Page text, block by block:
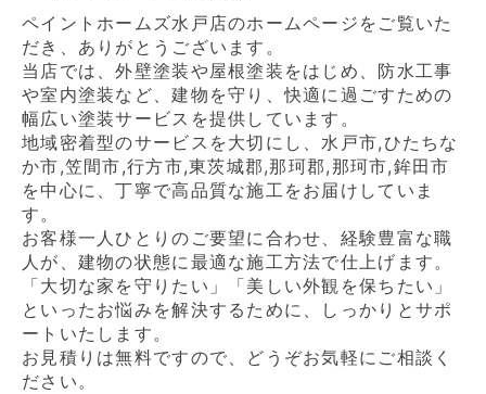
ペイントホームズ水戸店のホームページをご覧いた
だき、ありがとうございます。
当店では、外壁塗装や屋根塗装をはじめ、防水工事
や室内塗装など、建物を守り、快適に過ごすための
幅広い塗装サービスを提供しています。
地域密着型のサービスを大切にし、水戸市,ひたちな
か市,笠間市,行方市,東茨城郡,那珂郡,那珂市,鉾田市
を中心に、丁寧で高品質な施工をお届けしていま
す。
お客様一人ひとりのご要望に合わせ、経験豊富な職
人が、建物の状態に最適な施工方法で仕上げます。
「大切な家を守りたい」「美しい外観を保ちたい」
といったお悩みを解決するために、しっかりとサポ
ートいたします。
お見積りは無料ですので、どうぞお気軽にご相談く
ださい。